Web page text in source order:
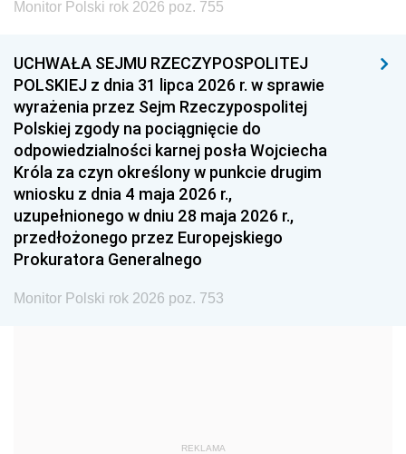
1996 1995 1994
1993 1992 1991
1990 1989
1987 1986 1985
1984 1983
1981 1980 1979
1978 1977
1975 1974
Monitor Polski rok 2026 poz. 755
UCHWAŁA SEJMU RZECZYPOSPOLITEJ
POLSKIEJ z dnia 31 lipca 2026 r. w sprawie
wyrażenia przez Sejm Rzeczypospolitej
Polskiej zgody na pociągnięcie do
odpowiedzialności karnej posła Wojciecha
Króla za czyn określony w punkcie drugim
wniosku z dnia 4 maja 2026 r.,
uzupełnionego w dniu 28 maja 2026 r.,
przedłożonego przez Europejskiego
Prokuratora Generalnego
Monitor Polski rok 2026 poz. 753
REKLAMA